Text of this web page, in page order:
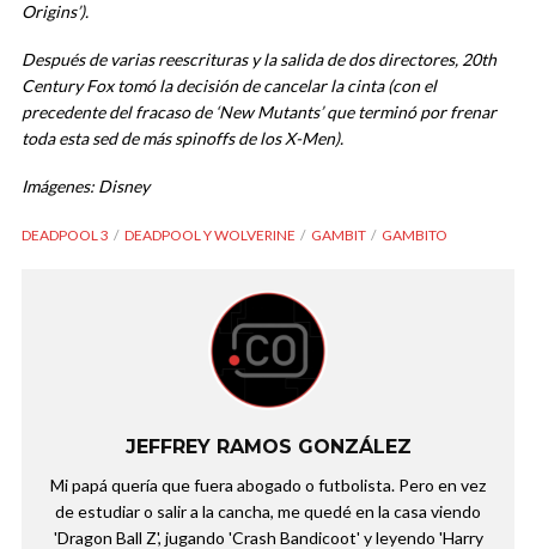
Origins’).
Después de varias reescrituras y la salida de dos directores, 20th
Century Fox tomó la decisión de cancelar la cinta (con el
precedente del fracaso de ‘New Mutants’ que terminó por frenar
toda esta sed de más spinoffs de los X-Men).
Imágenes: Disney
DEADPOOL 3 DEADPOOL Y WOLVERINE GAMBIT GAMBITO
JEFFREY RAMOS GONZÁLEZ
Mi papá quería que fuera abogado o futbolista. Pero en vez
de estudiar o salir a la cancha, me quedé en la casa viendo
'Dragon Ball Z', jugando 'Crash Bandicoot' y leyendo 'Harry